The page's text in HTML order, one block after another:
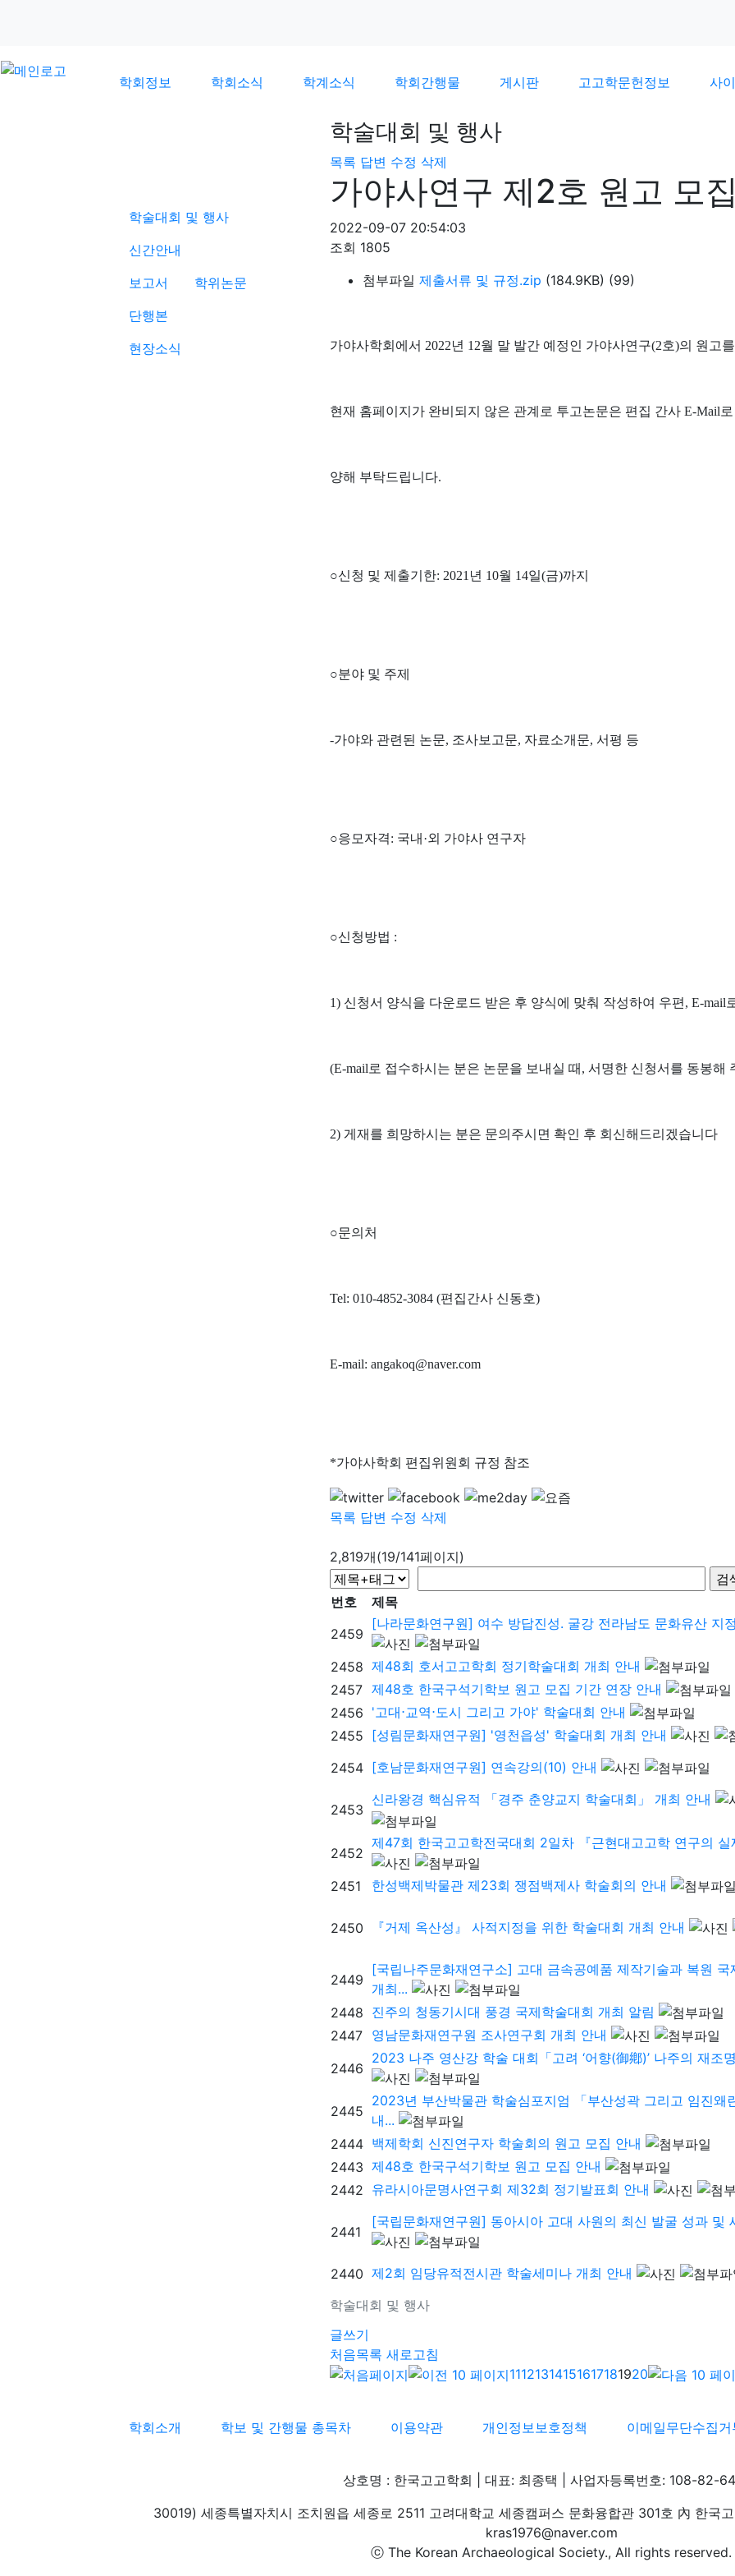
학회정보 학회소식 학계소식 학회간행물 게시판 고고학문헌정보 사
학술대회 및 행사
신간안내
보고서
학위논문
단행본
현장소식
학술대회 및 행사
목록 답변 수정 삭제
가야사연구 제2호 원고 모
2022-09-07 20:54:03
조회 1805
첨부파일 제출서류 및 규정.zip (184.9KB) (99)
가야사학회에서 2022년 12월 말 발간 예정인 가야사연구(2호)의 원고
현재 홈페이지가 완비되지 않은 관계로 투고논문은 편집 간사 E-Mail
양해 부탁드립니다.
○신청 및 제출기한: 2021 년 10월 14일(금)까지
○분야 및 주제
-가야와 관련된 논문, 조사보고문, 자료소개문, 서평 등
○응모자격: 국내 ·외 가야사 연구자
○신청방법 :
1) 신청서 양식을 다운로드 받은 후 양식에 맞춰 작성하여 우편 , E-mail
(E-mail 로 접수하시는 분은 논문을 보내실 때 , 서명한 신청서를 동봉해
2) 게재를 희망하시는 분은 문의주시면 확인 후 회신해드리겠습니다
○문의처
Tel: 010-4852-3084 (편집간사 신동호)
E-mail: angakoq@naver.com
*가야사학회 편집위원회 규정 참조
목록 답변 수정 삭제
2,819개(19/141페이지)
학술대회 및 행사
번호 제목
2459
[나라문화연구원] 여수 방답진성. 굴강 전라남도 문화유산 지
2458 제48회 호서고고학회 정기학술대회 개최 안내
2457 제48호 한국구석기학보 원고 모집 기간 연장 안내
2456 '고대⋅교역⋅도시 그리고 가야' 학술대회 안내
2455 [성림문화재연구원] '영천읍성' 학술대회 개최 안내
2454 [호남문화재연구원] 연속강의(10) 안내
2453
신라왕경 핵심유적 「경주 춘양교지 학술대회」 개최 안내
2452
제47회 한국고고학전국대회 2일차 『근현대고고학 연구의
2451
한성백제박물관 제23회 쟁점백제사 학술회의 안내
2450 『거제 옥산성』 사적지정을 위한 학술대회 개최 안내
2449
[국립나주문화재연구소] 고대 금속공예품 제작기술과 복원 국
개최...
2448 진주의 청동기시대 풍경 국제학술대회 개최 알림
2447 영남문화재연구원 조사연구회 개최 안내
2446
2023 나주 영산강 학술 대회「고려 ‘어향(御鄕)’ 나주의 재조
2445
2023년 부산박물관 학술심포지엄 「부산성곽 그리고 임진왜
내...
2444 백제학회 신진연구자 학술회의 원고 모집 안내
2443 제48호 한국구석기학보 원고 모집 안내
2442 유라시아문명사연구회 제32회 정기발표회 안내
2441
[국립문화재연구원] 동아시아 고대 사원의 최신 발굴 성과 및
2440 제2회 임당유적전시관 학술세미나 개최 안내
글쓰기
처음목록 새로고침
11121314151617181920
학회소개 학보 및 간행물 총목차 이용약관 개인정보보호정책 이메일무단수집거
상호명 : 한국고고학회 | 대표: 최종택 | 사업자등록번호: 108-82-
30019) 세종특별자치시 조치원읍 세종로 2511 고려대학교 세종캠퍼스 문화융합관 301호 內 한
kras1976@naver.com
ⓒ The Korean Archaeological Society., All rights reserved.